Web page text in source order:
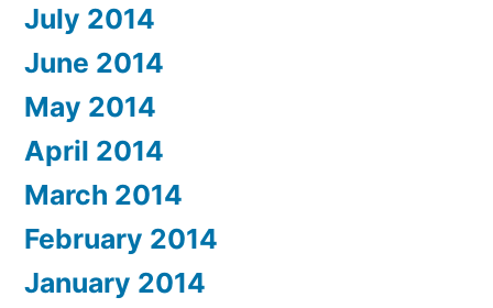
July 2014
June 2014
May 2014
April 2014
March 2014
February 2014
January 2014